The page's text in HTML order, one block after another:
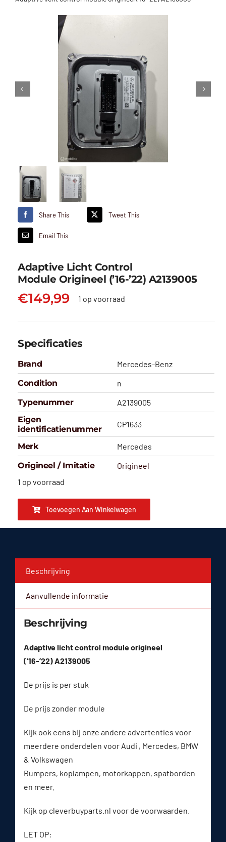
Share This Tweet This
Email This
Adaptive Licht Control
Module Origineel (’16-’22) A2139005
€149,99 1 op voorraad
Specificaties
Brand
Mercedes-Benz
Condition
n
Typenummer
A2139005
Eigen
identificatienummer
CP1633
Merk
Mercedes
Origineel / Imitatie
Origineel
1 op voorraad
Toevoegen Aan Winkelwagen
Beschrijving
Aanvullende informatie
Beschrijving
Adaptive licht control module origineel
(’16-’22) A2139005
De prijs is per stuk
De prijs zonder module
Kijk ook eens bij onze andere advertenties voor
meerdere onderdelen voor Audi , Mercedes, BMW
& Volkswagen
Bumpers, koplampen, motorkappen, spatborden
en meer.
Kijk op cleverbuyparts.nl voor de voorwaarden.
LET OP: